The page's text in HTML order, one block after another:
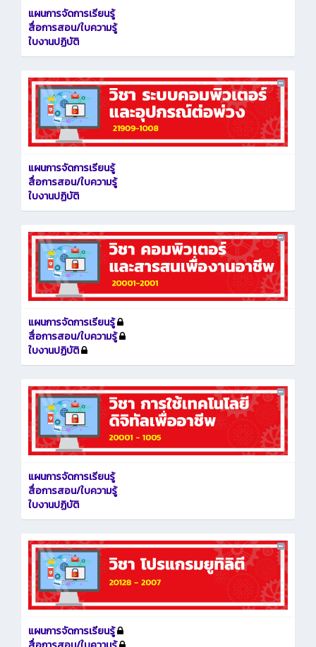
แผนการจัดการเรียนรู้
สื่อการสอน/ใบความรู้
ใบงานปฏิบัติ
แผนการจัดการเรียนรู้
สื่อการสอน/ใบความรู้
ใบงานปฏิบัติ
แผนการจัดการเรียนรู้
สื่อการสอน/ใบความรู้
ใบงานปฏิบัติ
แผนการจัดการเรียนรู้
สื่อการสอน/ใบความรู้
ใบงานปฏิบัติ
แผนการจัดการเรียนรู้